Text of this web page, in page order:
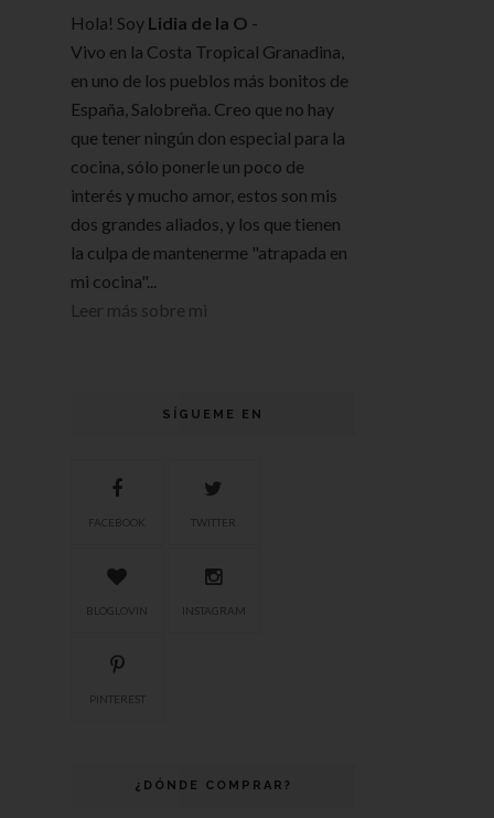
Hola! Soy Lidia de la O -
Vivo en la Costa Tropical Granadina,
en uno de los pueblos más bonitos de
España, Salobreña. Creo que no hay
que tener ningún don especial para la
cocina, sólo ponerle un poco de
interés y mucho amor, estos son mis
dos grandes aliados, y los que tienen
la culpa de mantenerme "atrapada en
mi cocina"...
Leer más sobre mi
SÍGUEME EN
FACEBOOK TWITTER
BLOGLOVIN INSTAGRAM
PINTEREST
¿DÓNDE COMPRAR?